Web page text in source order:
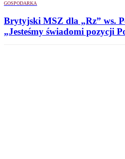
GOSPODARKA
Brytyjski MSZ dla „Rz” ws.
„Jesteśmy świadomi pozycji